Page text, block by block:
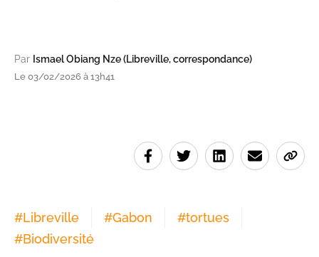
Par Ismael Obiang Nze (Libreville, correspondance)
Le 03/02/2026 à 13h41
#Libreville #Gabon #tortues
#Biodiversité